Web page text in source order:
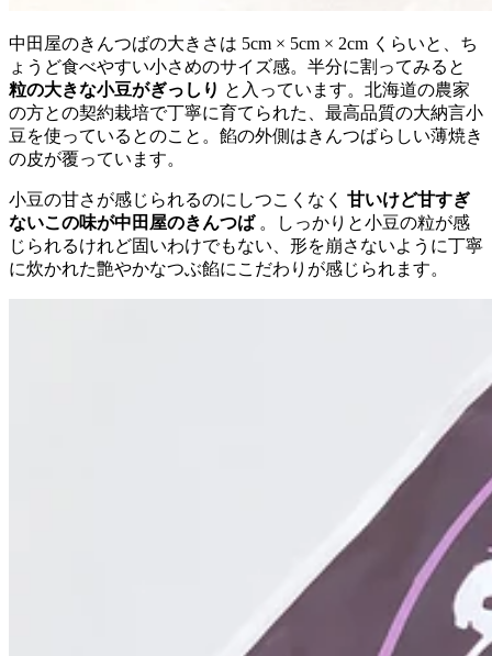
中田屋のきんつばの大きさは 5cm × 5cm × 2cm くらいと、ち
ょうど食べやすい小さめのサイズ感。半分に割ってみると
粒の大きな小豆がぎっしり と入っています。北海道の農家
の方との契約栽培で丁寧に育てられた、最高品質の大納言小
豆を使っているとのこと。餡の外側はきんつばらしい薄焼き
の皮が覆っています。
小豆の甘さが感じられるのにしつこくなく 甘いけど甘すぎ
ないこの味が中田屋のきんつば。しっかりと小豆の粒が感
じられるけれど固いわけでもない、形を崩さないように丁寧
に炊かれた艶やかなつぶ餡にこだわりが感じられます。